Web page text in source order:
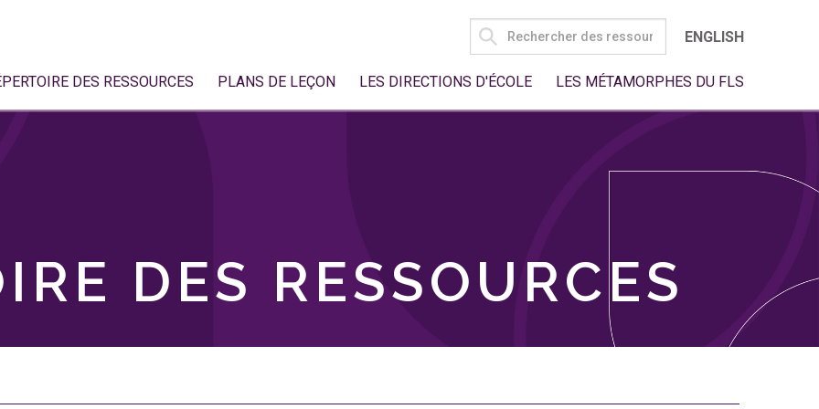
SEARCH
FOR:
ENGLISH
DES RESSOURCES PLANS DE LEÇON LES DIRECTIONS D'ÉCOLE LES MÉTAMORPHES DU FLS
DES RESSOURCES